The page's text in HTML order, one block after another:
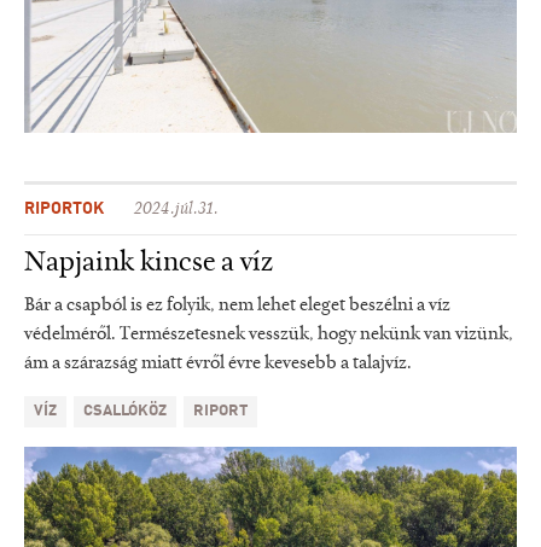
RIPORTOK 2024.júl.31.
Napjaink kincse a víz
Bár a csapból is ez folyik, nem lehet eleget beszélni a víz
védelméről. Természetesnek vesszük, hogy nekünk van vizünk,
ám a szárazság miatt évről évre kevesebb a talajvíz.
VÍZ CSALLÓKÖZ RIPORT